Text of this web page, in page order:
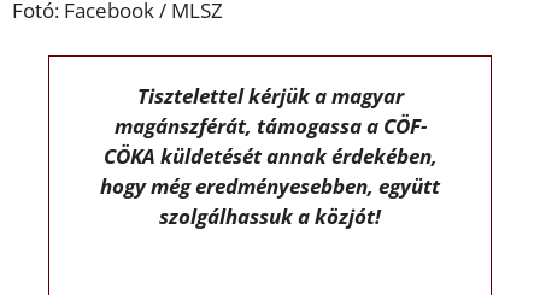
Fotó: Facebook / MLSZ
Tisztelettel kérjük a magyar
magánszférát, támogassa a CÖF-
CÖKA küldetését annak érdekében,
hogy még eredményesebben, együtt
szolgálhassuk a közjót!